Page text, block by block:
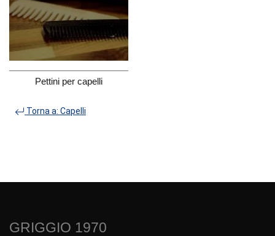
Pettini per capelli
Torna a: Capelli
GRIGGIO 1970